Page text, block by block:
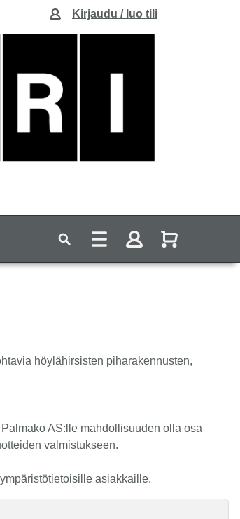
Kirjaudu / luo tili
höylähirsisten piharakennusten,
AS:lle mahdollisuuden olla osa
valmistukseen.
asiakkaille.